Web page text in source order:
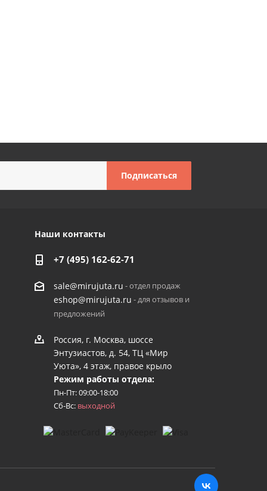
Наши контакты
+7 (495) 162-62-71
sale@mirujuta.ru - отдел продаж
eshop@mirujuta.ru - для отзывов и
предложений
Россия, г. Москва, шоссе
Энтузиастов, д. 54, ТЦ «Мир
Уюта», 4 этаж, правое крыло
Режим работы отдела:
Пн-Пт: 09:00-18:00
Сб-Вс: выходной